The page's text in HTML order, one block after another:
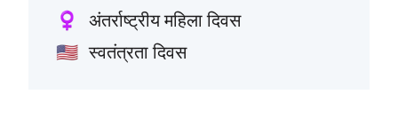
♀️ अंतर्राष्ट्रीय महिला दिवस
🇺🇸 स्वतंत्रता दिवस